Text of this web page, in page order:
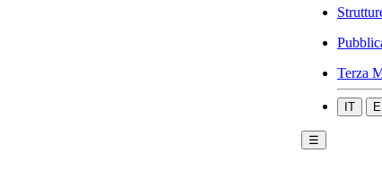
Terza
IT
☰